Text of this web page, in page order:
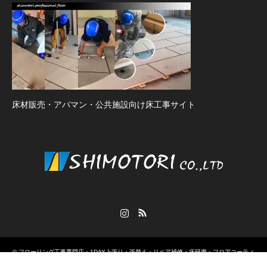
床材販売・アパマン・公共施設向け床工事サイト
©フローリング工事専門店・1DAY上張り・張替え・リペア補修・床研磨・フロアコーティ